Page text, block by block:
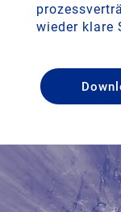
wieder klare